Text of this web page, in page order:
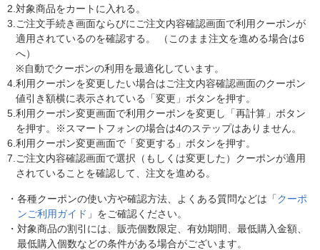
2. 対象商品をカートに入れる。
3. ご注文手続き画面ならびにご注文内容確認画面で利用クーポンが
適用されているのを確認する。 （このまま注文を進める場合は6
へ）
※自動でクーポンの利用を最適化しています。
4. 利用クーポンを変更したい場合はご注文内容確認画面のクーポン
値引き額横に表示されている「変更」ボタンを押す。
5. 利用クーポン変更画面で利用クーポンを変更し「再計算」ボタン
を押す。※スマートフォンの場合は4のステップはありません。
6. 利用クーポン変更画面で「変更する」ボタンを押す。
7. ご注文内容確認画面で選択（もしくは変更した）クーポンが適用
されていることを確認して、注文を進める。
・ 各種クーポンの使い方や確認方法、よくある質問などは「クーポ
ンご利用ガイド 」をご確認ください。
・ 対象商品の割引には、販売個数限定、有効期間、最低購入金額、
最低購入個数などの条件がある場合がございます。